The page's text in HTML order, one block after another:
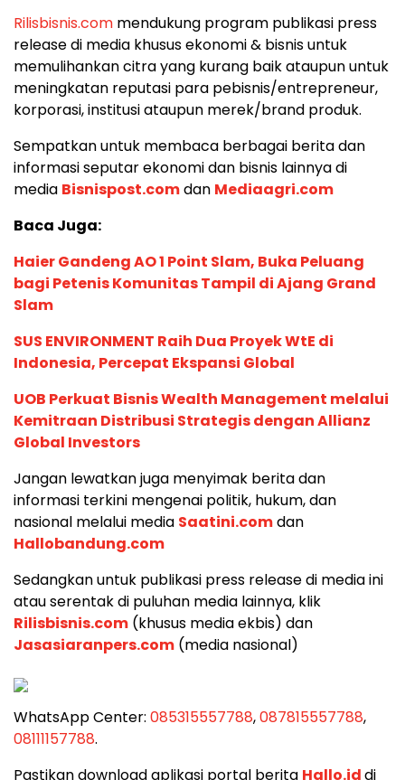
Rilisbisnis.com mendukung program publikasi press
release di media khusus ekonomi & bisnis untuk
memulihankan citra yang kurang baik ataupun untuk
meningkatan reputasi para pebisnis/entrepreneur,
korporasi, institusi ataupun merek/brand produk.
Sempatkan untuk membaca berbagai berita dan
informasi seputar ekonomi dan bisnis lainnya di
media Bisnispost.comdan Mediaagri.com
Baca Juga:
Haier Gandeng AO 1 Point Slam, Buka Peluang
bagi Petenis Komunitas Tampil di Ajang Grand
Slam
SUS ENVIRONMENT Raih Dua Proyek WtE di
Indonesia, Percepat Ekspansi Global
UOB Perkuat Bisnis Wealth Management melalui
Kemitraan Distribusi Strategis dengan Allianz
Global Investors
Jangan lewatkan juga menyimak berita dan
informasi terkini mengenai politik, hukum, dan
nasional melalui media Saatini.comdan
Hallobandung.com
Sedangkan untuk publikasi press release di media ini
atau serentak di puluhan media lainnya, klik
Rilisbisnis.com (khusus media ekbis) dan
Jasasiaranpers.com (media nasional)
WhatsApp Center: 085315557788,087815557788,
08111157788.
Pastikan download aplikasi portal berita Hallo.iddi